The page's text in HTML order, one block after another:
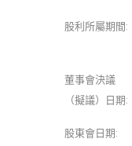
股利所屬期間:
董事會決議
（擬議）日期:
股東會日期: